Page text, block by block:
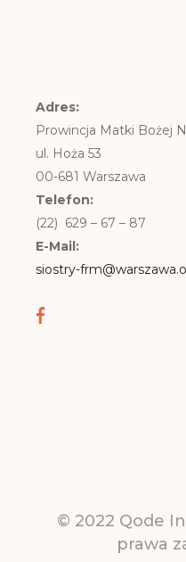
Adres:
Prowincja Matki Bożej
ul. Hoża 53
00-681 Warszawa
Telefon:
(22) 629 – 67 – 87
E-Mail:
siostry-
© 2022 Qode
prawa